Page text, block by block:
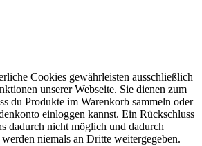
Cookies gewährleisten ausschließlich
unserer Webseite. Sie dienen zum
du Produkte im Warenkorb sammeln oder
einloggen kannst. Ein Rückschluss
dadurch nicht möglich und dadurch
niemals an Dritte weitergegeben.